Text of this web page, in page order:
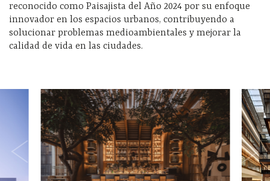
reconocido como Paisajista del Año 2024 por su enfoque
innovador en los espacios urbanos, contribuyendo a
solucionar problemas medioambientales y mejorar la
calidad de vida en las ciudades.